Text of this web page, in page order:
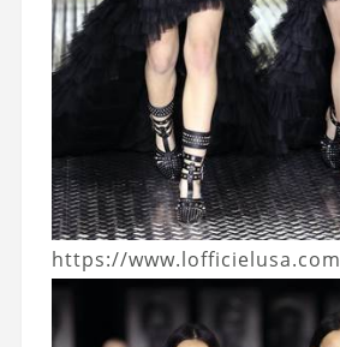
https://www.lofficielusa.com